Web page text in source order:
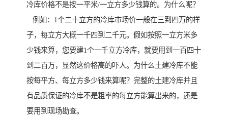
冷库价格不是按一平米/一立方多少钱算的。为什么呢？
例如：1个二十立方的冷库市场价一般在三到四万的样
子，每立方大概一千四到二千元。假如按照一立方米多
少钱来算，您要建1个一千立方冷库，就要用到一百四十
到二百万，显然这价格高的吓人。为什么土建冷库不能
按每平方、每立方多少钱来算呢？完整的土建冷库并且
有品质保证的冷库不是粗率的每立方能算出来的，还是
要用到现场勘查。